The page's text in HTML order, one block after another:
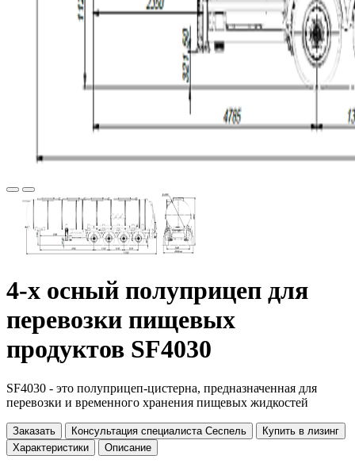
4-х осный полуприцеп для
перевозки пищевых
продуктов SF4030
SF4030 - это полуприцеп-цистерна, предназначенная для
перевозки и временного хранения пищевых жидкостей
Заказать Консультация специалиста Сеспель
Купить в лизинг
Характеристики
Описание